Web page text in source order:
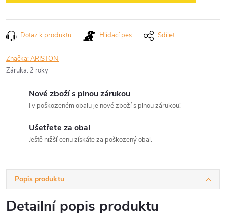
Dotaz k produktu Hlídací pes Sdílet
Značka:ARISTON
Záruka: 2 roky
Nové zboží s plnou zárukou
I v poškozeném obalu je nové zboží s plnou zárukou!
Ušetřete za obal
Ještě nižší cenu získáte za poškozený obal.
Popis produktu
Detailní popis produktu